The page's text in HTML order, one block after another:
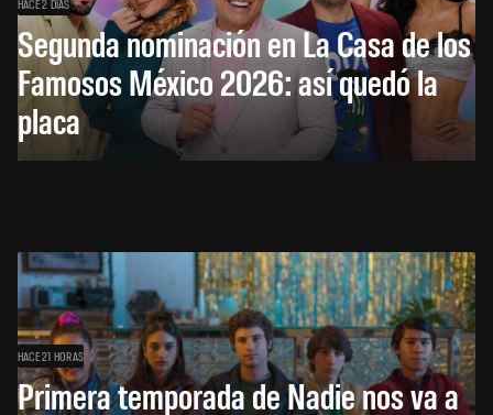
HACE 2 DÍAS
Segunda nominación en La Casa de los
Famosos México 2026: así quedó la
placa
HACE 21 HORAS
Primera temporada de Nadie nos va a